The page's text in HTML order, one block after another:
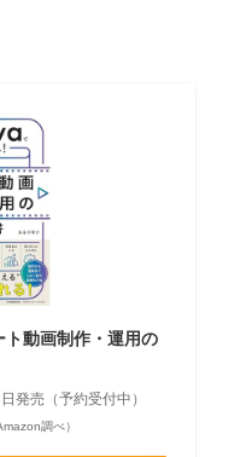
動画制作・運用の
発売（予約受付中）
調べ）